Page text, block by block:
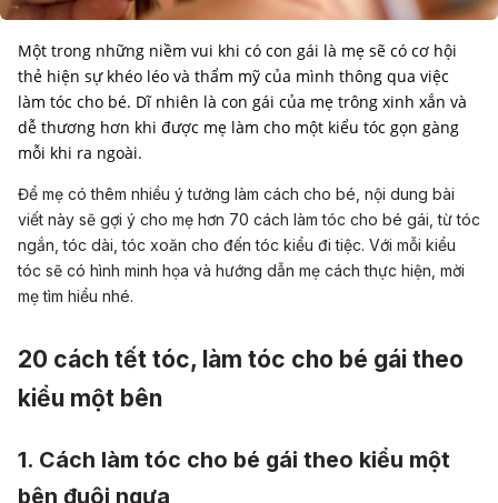
Một trong những niềm vui khi có con gái là mẹ sẽ có cơ hội
thẻ hiện sự khéo léo và thẩm mỹ của mình thông qua việc
làm tóc cho bé. Dĩ nhiên là con gái của mẹ trông xinh xắn và
dễ thương hơn khi được mẹ làm cho một kiểu tóc gọn gàng
mỗi khi ra ngoài.
Để mẹ có thêm nhiều ý tưởng làm cách cho bé, nội dung bài
viết này sẽ gợi ý cho mẹ hơn 70 cách làm tóc cho bé gái, từ tóc
ngắn, tóc dài, tóc xoăn cho đến tóc kiểu đi tiệc. Với mỗi kiểu
tóc sẽ có hình minh họa và hướng dẫn mẹ cách thực hiện, mời
mẹ tìm hiểu nhé.
20 cách tết tóc, làm tóc cho bé gái theo
kiểu một bên
1. Cách làm tóc cho bé gái theo kiểu một
bên đuôi ngựa